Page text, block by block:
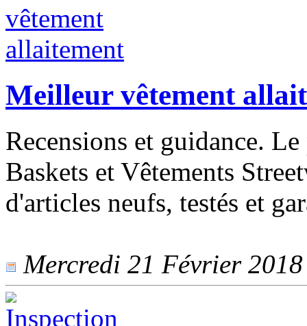
Meilleur vêtement
Recensions et guidance.
Baskets et Vêtements
d'articles neufs, testés et
Mercredi 21 Février